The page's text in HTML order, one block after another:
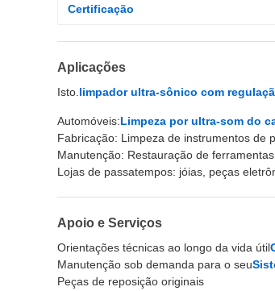
Certificação
Aplicações
Isto. limpador ultra-sônico com
Automóveis:Limpeza por ultra-som do
Fabricação: Limpeza de instrumentos de
Manutenção: Restauração de
Lojas de passatempos: jóias, peças
Apoio e Serviços
Orientações técnicas ao longo da vida útil
Manutenção sob demanda para o seu
Peças de reposição originais